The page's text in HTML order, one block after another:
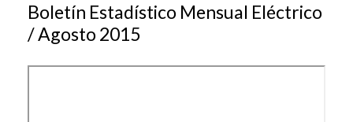
Boletín Estadístico Mensual Eléctrico
/ Agosto 2015